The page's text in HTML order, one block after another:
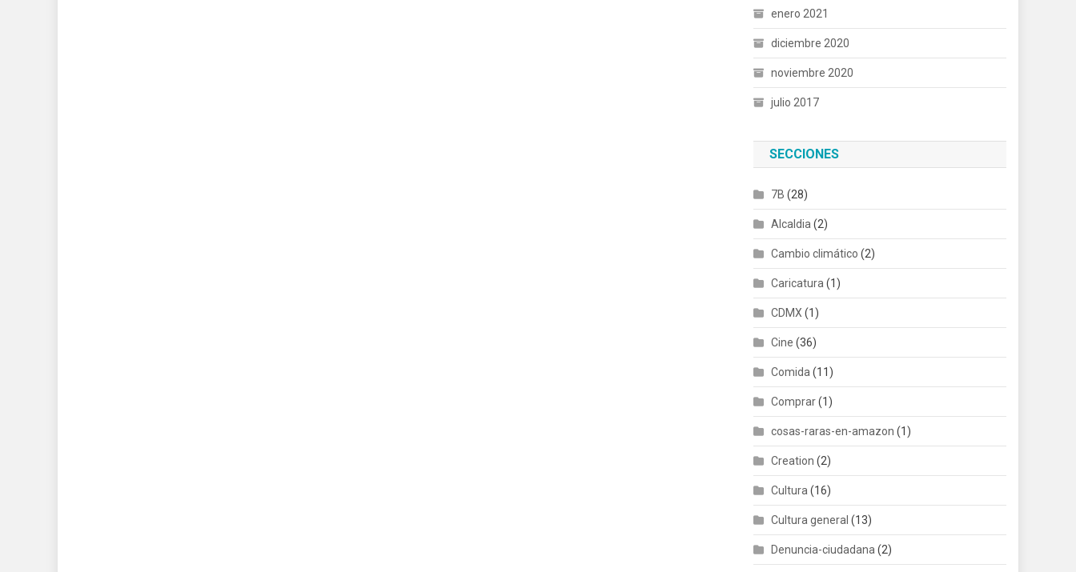
enero 2021
diciembre 2020
noviembre 2020
julio 2017
SECCIONES
7B (28)
Alcaldia (2)
Cambio climático (2)
Caricatura (1)
CDMX (1)
Cine (36)
Comida (11)
Comprar(1)
cosas-raras-en-amazon (1)
Creation (2)
Cultura (16)
Cultura general (13)
Denuncia-ciudadana (2)